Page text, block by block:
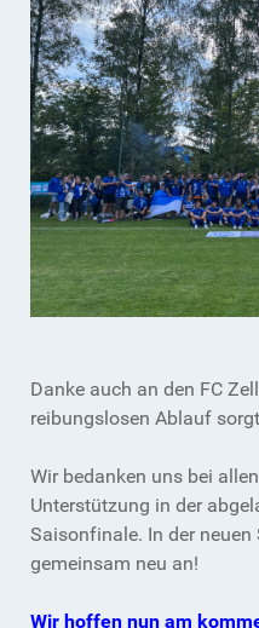
Danke auch an den FC
reibungslosen Ablauf
Wir bedanken uns bei
Unterstützung in der
Saisonfinale. In der
gemeinsam neu an!
Wir hoffen nun am